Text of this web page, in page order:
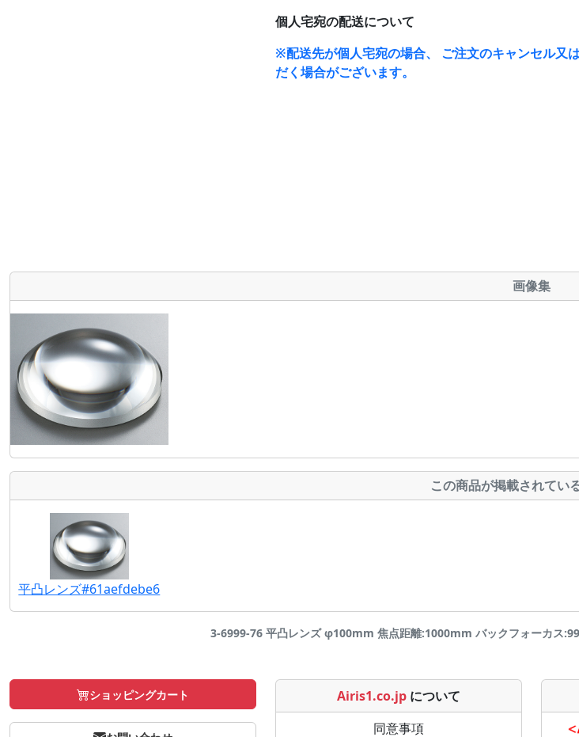
個人宅宛の配送について
※配送先が個人宅宛の場合、 ご注文のキャンセル又
だく場合がございます。
画像集
この商品が掲載されてい
平凸レンズ#61aefdebe6
3-6999-76 平凸レンズ φ100mm 焦点距離:1000mm バックフォーカス
ショッピングカート Airis1.co.jp について
同意事項